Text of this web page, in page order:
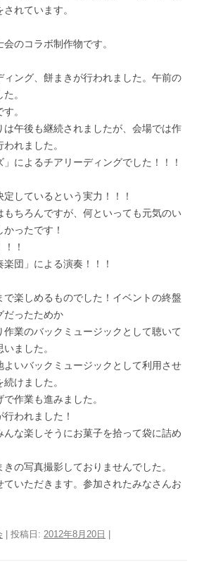
れています。
のコラボ制作物です。
ィング、餅まきが行われました。午前の
。
。
は午後も継続されましたが、会場では作
れました。
によるチアリーディングでした！！！
しているという実力！！！
もちろんですが、何といっても元気のい
ったです！
！
団」による演奏！！！
楽しめるものでした！イベントの終盤
だったためか
作業のバックミュージックとして聴いて
ました。
よいバックミュージックとして利用させ
けました。
作業も進みました。
われました！
な楽しそうにお菓子を拾って袋に詰め
の写真撮影しておりませんでした。
ていただきます。参加されたみなさんお
| 投稿日: 2012年8月20日